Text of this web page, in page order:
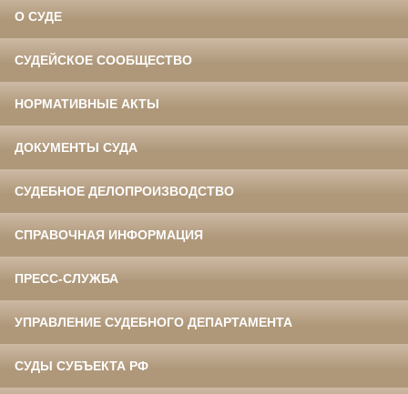
О СУДЕ
СУДЕЙСКОЕ СООБЩЕСТВО
НОРМАТИВНЫЕ АКТЫ
ДОКУМЕНТЫ СУДА
СУДЕБНОЕ ДЕЛОПРОИЗВОДСТВО
СПРАВОЧНАЯ ИНФОРМАЦИЯ
ПРЕСС-СЛУЖБА
УПРАВЛЕНИЕ СУДЕБНОГО ДЕПАРТАМЕНТА
СУДЫ СУБЪЕКТА РФ